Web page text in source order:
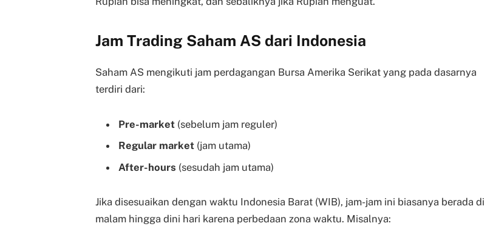
Jam Trading Saham AS dari Indonesia
Saham AS mengikuti jam perdagangan Bursa Amerika Serikat yang pada dasarnya
terdiri dari:
Pre-market (sebelum jam reguler)
Regular market (jam utama)
After-hours (sesudah jam utama)
Jika disesuaikan dengan waktu Indonesia Barat (WIB), jam-jam ini biasanya berada di
malam hingga dini hari karena perbedaan zona waktu. Misalnya: